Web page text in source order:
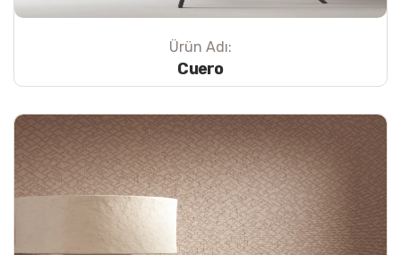
Ürün Adı:
Cuero